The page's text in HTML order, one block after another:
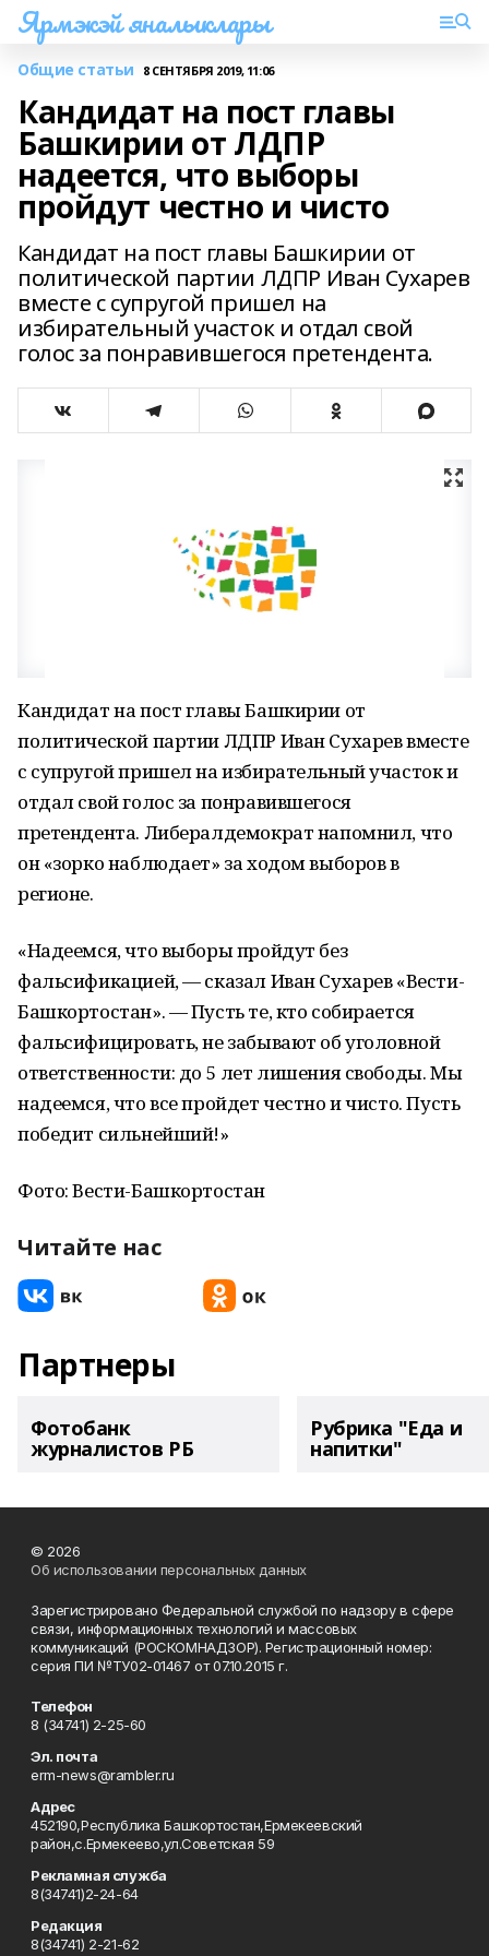
Ярмэкэй яналыклары
Общие статьи 8 СЕНТЯБРЯ 2019, 11:06
Кандидат на пост главы
Башкирии от ЛДПР
надеется, что выборы
пройдут честно и чисто
Кандидат на пост главы Башкирии от
политической партии ЛДПР Иван Сухарев
вместе с супругой пришел на
избирательный участок и отдал свой
голос за понравившегося претендента.
Кандидат на пост главы Башкирии от
политической партии ЛДПР Иван Сухарев вместе
с супругой пришел на избирательный участок и
отдал свой голос за понравившегося
претендента. Либералдемократ напомнил, что
он «зорко наблюдает» за ходом выборов в
регионе.
«Надеемся, что выборы пройдут без
фальсификацией, — сказал Иван Сухарев «Вести-
Башкортостан». — Пусть те, кто собирается
фальсифицировать, не забывают об уголовной
ответственности: до 5 лет лишения свободы. Мы
надеемся, что все пройдет честно и чисто. Пусть
победит сильнейший!»
Фото: Вести-Башкортостан
Читайте нас
Партнеры
Фотобанк
журналистов РБ
Рубрика "Еда и
напитки"
© 2026
Об использовании персональных данных
Зарегистрировано Федеральной службой по надзору в сфере
связи, информационных технологий и массовых
коммуникаций (РОСКОМНАДЗОР). Регистрационный номер:
серия ПИ №ТУ02-01467 от 07.10.2015 г.
Телефон
8 (34741) 2-25-60
Эл. почта
erm-news@rambler.ru
Адрес
452190,Республика Башкортостан,Ермекеевский
район,с.Ермекеево,ул.Советская 59
Рекламная служба
8(34741)2-24-64
Редакция
8(34741) 2-21-62